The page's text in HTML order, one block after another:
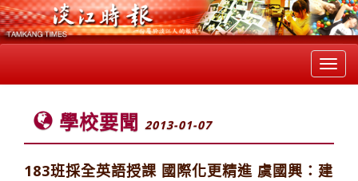
學校要聞 2013-01-07
183班採全英語授課 國際化更精進 虞國興：建